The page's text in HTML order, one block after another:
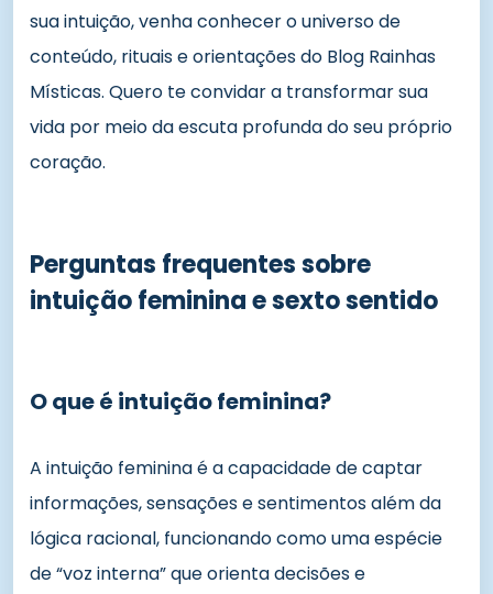
sua intuição, venha conhecer o universo de
conteúdo, rituais e orientações do Blog Rainhas
Místicas. Quero te convidar a transformar sua
vida por meio da escuta profunda do seu próprio
coração.
Perguntas frequentes sobre
intuição feminina e sexto sentido
O que é intuição feminina?
A intuição feminina é a capacidade de captar
informações, sensações e sentimentos além da
lógica racional, funcionando como uma espécie
de “voz interna” que orienta decisões e